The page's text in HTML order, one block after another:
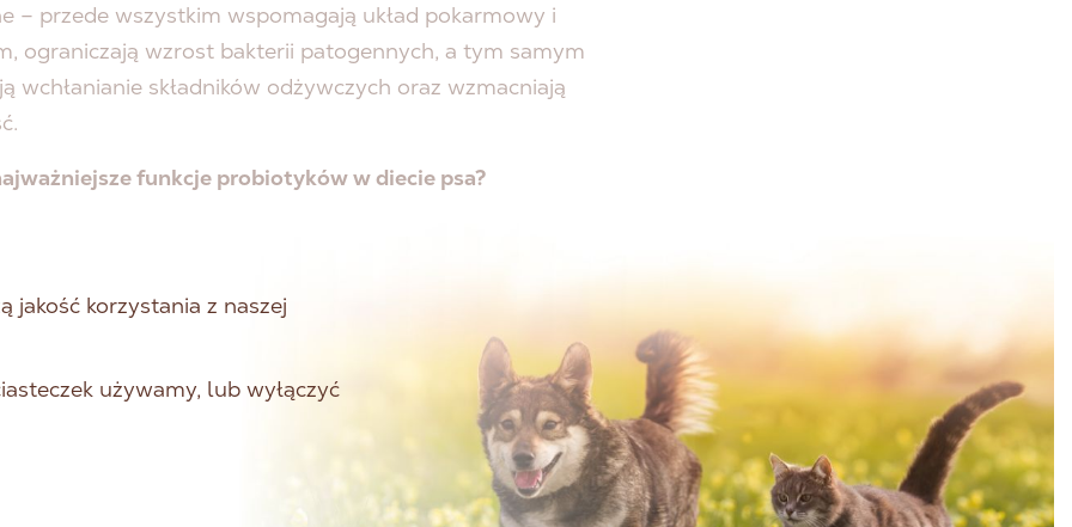
– przede wszystkim wspomagają układ pokarmowy i
ograniczają wzrost bakterii patogennych, a tym samym
wchłanianie składników odżywczych oraz wzmacniają
funkcje probiotyków w diecie psa?
trawienia i wchłaniania składników odżywczych.
minimalizują ryzyko wystąpienia biegunki i zaparć.
układu odpornościowego:
Wsparcie mikroflory jelitowej
probiotyki sprzyja wzmacnianiu naturalnych mechanizmów
jakość korzystania z naszej
używamy, lub wyłączyć